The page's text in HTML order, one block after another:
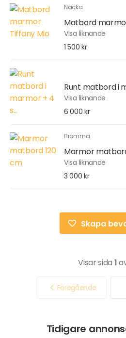
Nacka
Matbord
Visa liknande
1 500 kr
Runt matbord i
Visa liknande
6 000 kr
Bromma
Marmor
Visa liknande
3 000 kr
Skapa
Visar sida 1
Föregående
Tidigare